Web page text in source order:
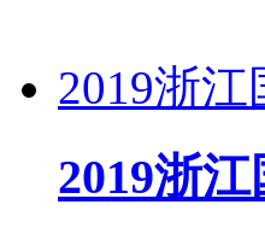
2019浙
2019浙